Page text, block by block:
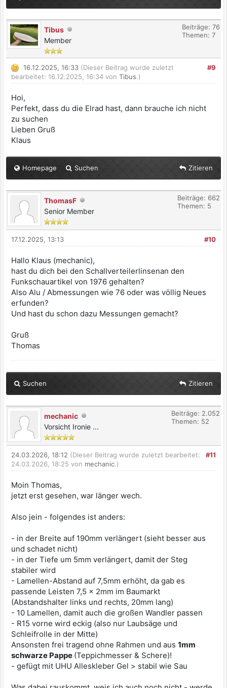
Tibus
Member
Beiträge: 76
Themen: 7
#9
16.12.2025, 16:33 (Dieser Beitrag wurde zuletzt
bearbeitet: 16.12.2025, 16:34 von Tibus.)
Hoi,
Perfekt, dass du die Elrad hast, dann brauche ich nicht
zu suchen
Lieben Gruß
Klaus
Homepage Suchen Zitieren
ThomasF
Senior Member
Beiträge: 662
Themen: 5
#10
17.12.2025, 13:13
Hallo Klaus (mechanic),
hast du dich bei den Schallverteilerlinsenan den
Funkschauartikel von 1976 gehalten?
Also Alu / Abmessungen wie 76 oder was völlig Neues
erfunden?
Und hast du schon dazu Messungen gemacht?
Gruß
Thomas
Suchen Zitieren
mechanic
Vorsicht Ironie ...
Beiträge: 2.052
Themen: 52
#11
24.03.2026, 18:12 (Dieser Beitrag wurde zuletzt bearbeitet:
24.03.2026, 18:25 von mechanic.)
Moin Thomas,
jetzt erst gesehen, war länger wech.
Also jein - folgendes ist anders:
- in der Breite auf 190mm verlängert (sieht besser aus
und schadet nicht)
- in der Tiefe um 5mm verlängert, damit der Steg
stabiler wird
- Lamellen-Abstand auf 7,5mm erhöht, da gab es
passende Leisten 7,5 x 2mm im Baumarkt
(Abstandshalter links und rechts, 20mm lang)
- 10 Lamellen, damit auch die großen Wandler passen
- R15 vorne wird eckig (also nur Laubsäge und
Schleifrolle in der Mitte)
Ansonsten frei tragend ohne Rahmen und aus 1mm
schwarze Pappe (Teppichmesser & Schere)!
- gefügt mit UHU Alleskleber Gel > stabil wie Sau